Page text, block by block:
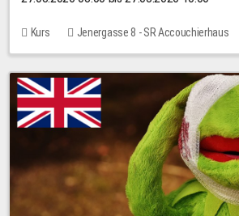
Kurs
Jenergasse 8 - SR Accouchierhaus
Keine freien Plätze